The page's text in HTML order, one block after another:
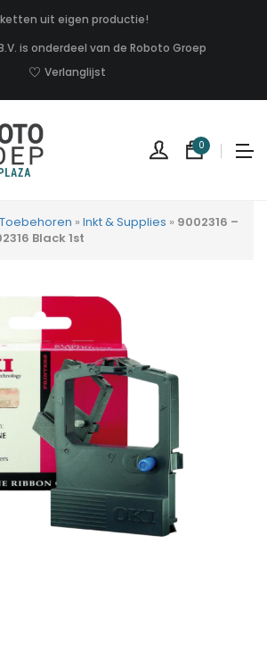
uit eigen productie!
is onderdeel van de Roboto Groep
Verlanglijst
0
» Inkt & Supplies » 9002316 –
Black 1st